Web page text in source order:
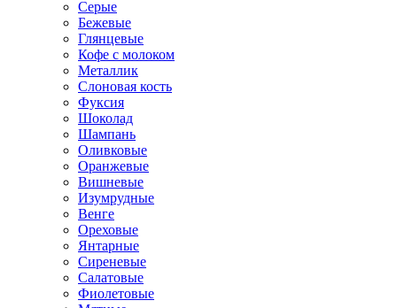
Серые
Бежевые
Глянцевые
Кофе с молоком
Металлик
Слоновая кость
Фуксия
Шоколад
Шампань
Оливковые
Оранжевые
Вишневые
Изумрудные
Венге
Ореховые
Янтарные
Сиреневые
Салатовые
Фиолетовые